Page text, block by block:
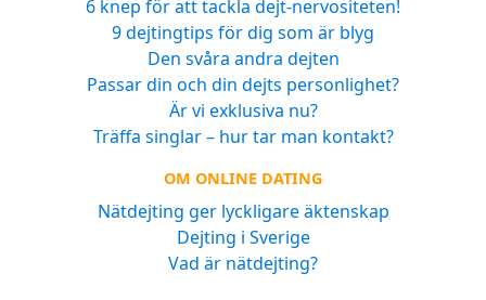
6 knep för att tackla dejt-nervositeten!
9 dejtingtips för dig som är blyg
Den svåra andra dejten
Passar din och din dejts personlighet?
Är vi exklusiva nu?
Träffa singlar – hur tar man kontakt?
OM ONLINE DATING
Nätdejting ger lyckligare äktenskap
Dejting i Sverige
Vad är nätdejting?